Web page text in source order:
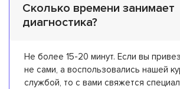
Сколько времени занимает
диагностика?
Не более 15-20 минут. Если вы
не сами, а воспользовались нашей
службой, то с вами свяжется